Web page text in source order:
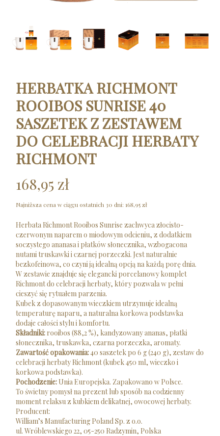
HERBATKA RICHMONT
ROOIBOS SUNRISE 40
SASZETEK Z ZESTAWEM
DO CELEBRACJI HERBATY
RICHMONT
168,95 zł
Najniższa cena w ciągu ostatnich 30 dni: 168,95 zł
Herbata Richmont Rooibos Sunrise zachwyca złocisto-
czerwonym naparem o miodowym odcieniu, z dodatkiem
soczystego ananasa i płatków słonecznika, wzbogacona
nutami truskawki i czarnej porzeczki. Jest naturalnie
bezkofeinowa, co czyni ją idealną opcją na każdą porę dnia.
W zestawie znajduje się elegancki porcelanowy komplet
Richmont do celebracji herbaty, który pozwala w pełni
cieszyć się rytuałem parzenia.
Kubek z dopasowanym wieczkiem utrzymuje idealną
temperaturę naparu, a naturalna korkowa podstawka
dodaje całości stylu i komfortu.
Składniki: rooibos (88,2 %), kandyzowany ananas, płatki
słonecznika, truskawka, czarna porzeczka, aromaty.
Zawartość opakowania:40 saszetek po 6 g (240 g), zestaw do
celebracji herbaty Richmont (kubek 450 ml, wieczko i
korkowa podstawka).
Pochodzenie: Unia Europejska. Zapakowano w Polsce.
To świetny pomysł na prezent lub sposób na codzienny
moment relaksu z kubkiem delikatnej, owocowej herbaty.
Producent:
William’s Manufacturing Poland Sp. z o.o.
ul. Wróblewskiego 22, 05-250 Radzymin, Polska